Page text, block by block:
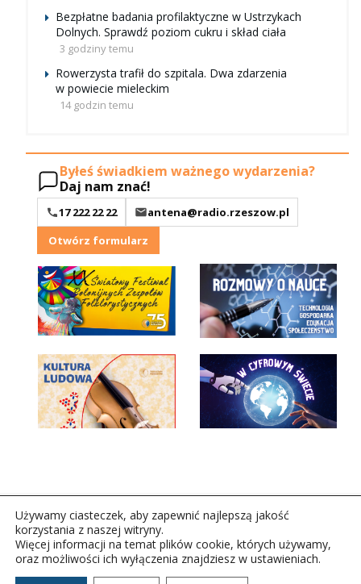
Bezpłatne badania profilaktyczne w Ustrzykach
Dolnych. Sprawdź poziom cukru i skład ciała
3 godziny temu
Rowerzysta trafił do szpitala. Dwa zdarzenia
w powiecie mieleckim
14 godzin temu
Byłeś świadkiem ważnego wydarzenia?
Daj nam znać!
17 222 22 22
antena@radio.rzeszow.pl
Otwórz formularz
Copyright © 2026Polskie Radio Rzeszów S.A. w likwidacj.
Używamy ciasteczek, aby zapewnić najlepszą jakość
korzystania z naszej witryny.
Więcej informacji na temat plików cookie, których używamy,
oraz możliwości ich wyłączenia znajdziesz w ustawieniach.